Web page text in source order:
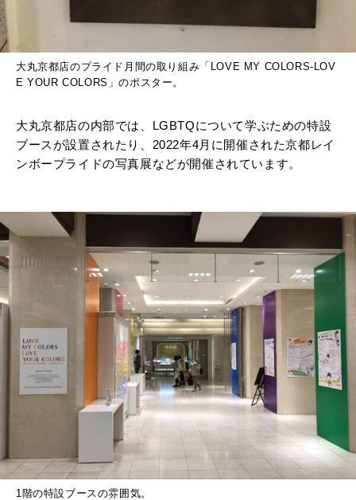
大丸京都店のプライド月間の取り組み「LOVE MY COLORS-LOV
E YOUR COLORS」のポスター。
大丸京都店の内部では、LGBTQについて学ぶための特設
ブースが設置されたり、2022年4月に開催された京都レイ
ンボープライドの写真展などが開催されています。
1階の特設ブースの雰囲気。